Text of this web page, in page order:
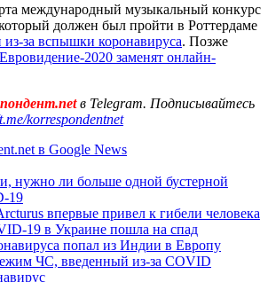
международный музыкальный конкурс
должен был пройти в Роттердаме
за вспышки коронавируса. Позже
Евровидение-2020 заменят онлайн-
в Telegram. Подписывайтесь
korrespondentnet
в Google News
нужно ли больше одной бустерной
19
впервые привел к гибели человека
19 в Украине пошла на спад
попал из Индии в Европу
ЧС, введенный из-за COVID